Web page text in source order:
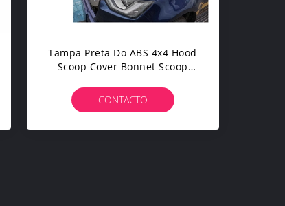
Tampa Preta Do ABS 4x4 Hood
Scoop Cover Bonnet Scoop
CONTACTO